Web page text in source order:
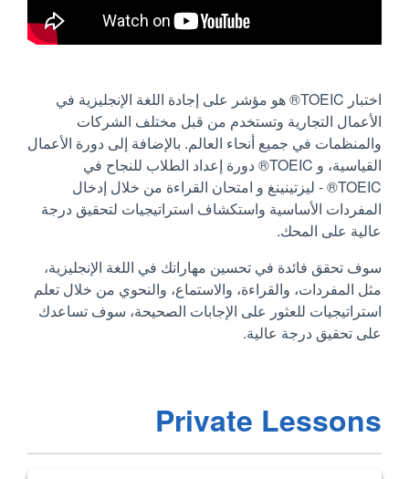
اختبار TOEIC® هو مؤشر على إجادة اللغة الإنجليزية في
الأعمال التجارية وتستخدم من قبل مختلف الشركات
والمنظمات في جميع أنحاء العالم. بالإضافة إلى دورة الأعمال
القياسية، و TOEIC® دورة إعداد الطلاب للنجاح في
TOEIC® - ليزتينينغ و امتحان القراءة من خلال إدخال
المفردات الأساسية واستكشاف استراتيجيات لتحقيق درجة
عالية على المحك.
سوف تحقق فائدة في تحسين مهاراتك في اللغة الإنجليزية،
مثل المفردات، والقراءة، والاستماع، والنحوي من خلال تعلم
استراتيجيات للعثور على الإجابات الصحيحة، سوف تساعدك
على تحقيق درجة عالية.
Private Lessons